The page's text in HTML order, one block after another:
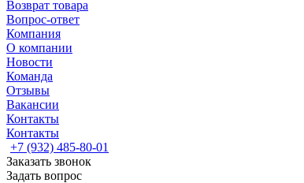
Возврат товара
Вопрос-ответ
Компания
О компании
Новости
Команда
Отзывы
Вакансии
Контакты
Контакты
+7 (932) 485-80-01
Заказать звонок
Задать вопрос